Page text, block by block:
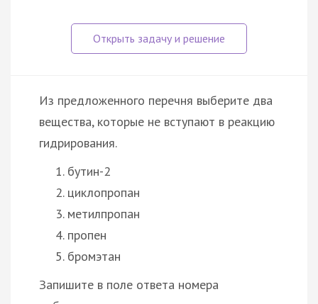
Из предложенного перечня выберите два
вещества, которые не вступают в реакцию
гидрирования.
бутин-2
циклопропан
метилпропан
пропен
бромэтан
Запишите в поле ответа номера